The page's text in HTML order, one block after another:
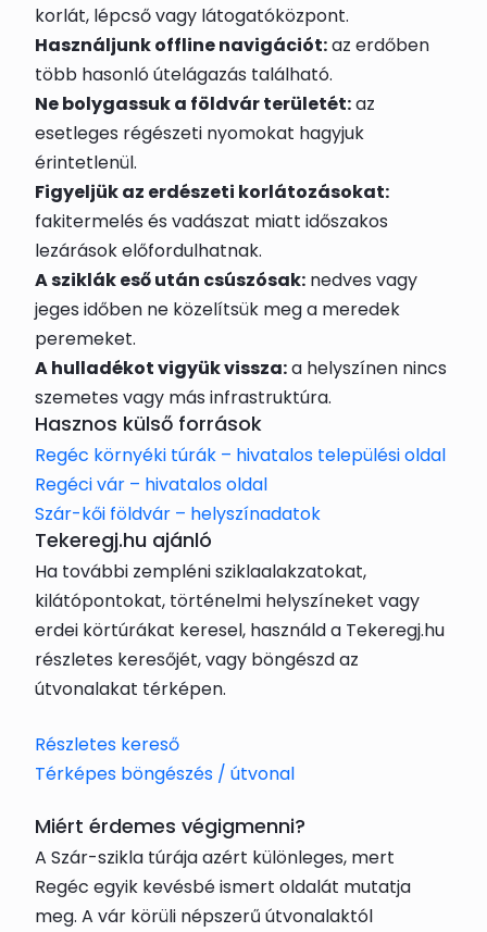
korlát, lépcső vagy látogatóközpont.
Használjunk offline navigációt:az erdőben
több hasonló útelágazás található.
Ne bolygassuk a földvár területét:az
esetleges régészeti nyomokat hagyjuk
érintetlenül.
Figyeljük az erdészeti korlátozásokat:
fakitermelés és vadászat miatt időszakos
lezárások előfordulhatnak.
A sziklák eső után csúszósak: nedves vagy
jeges időben ne közelítsük meg a meredek
peremeket.
A hulladékot vigyük vissza:a helyszínen nincs
szemetes vagy más infrastruktúra.
Hasznos külső források
Regéc környéki túrák – hivatalos települési oldal
Regéci vár – hivatalos oldal
Szár-kői földvár – helyszínadatok
Tekeregj.hu ajánló
Ha további zempléni sziklaalakzatokat,
kilátópontokat, történelmi helyszíneket vagy
erdei körtúrákat keresel, használd a Tekeregj.hu
részletes keresőjét, vagy böngészd az
útvonalakat térképen.
Részletes kereső
Térképes böngészés / útvonal
Miért érdemes végigmenni?
A Szár-szikla túrája azért különleges, mert
Regéc egyik kevésbé ismert oldalát mutatja
meg. A vár körüli népszerű útvonalaktól